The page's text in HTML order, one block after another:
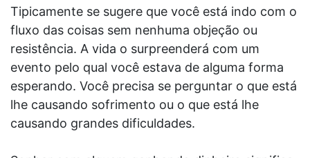
Tipicamente se sugere que você está indo com o
fluxo das coisas sem nenhuma objeção ou
resistência. A vida o surpreenderá com um
evento pelo qual você estava de alguma forma
esperando. Você precisa se perguntar o que está
lhe causando sofrimento ou o que está lhe
causando grandes dificuldades.